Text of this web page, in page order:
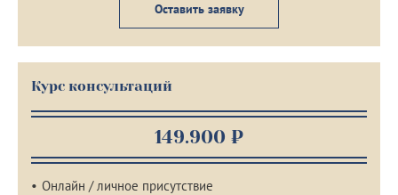
Оставить заявку
Курс консультаций
149.900 ₽
Онлайн / личное присутствие